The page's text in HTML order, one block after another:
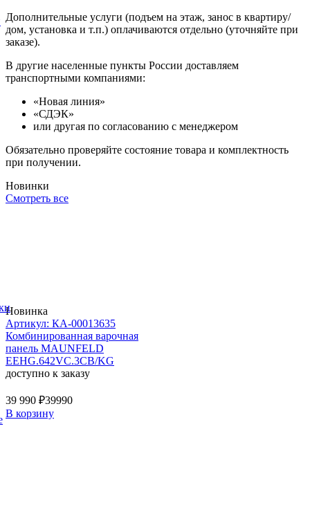
Дополнительные услуги (подъем на этаж, занос в квартиру/
дом, установка и т.п.) оплачиваются отдельно (уточняйте при
заказе).
В другие населенные пункты России доставляем
транспортными компаниями:
«Новая линия»
«СДЭК»
или другая по согласованию с менеджером
Обязательно проверяйте состояние товара и комплектность
при получении.
Новинки
Смотреть все
Новинка
Артикул: КА-00013635
Комбинированная варочная
панель MAUNFELD
EEHG.642VC.3CB/KG
доступно к заказу
39 990 ₽39990
В корзину